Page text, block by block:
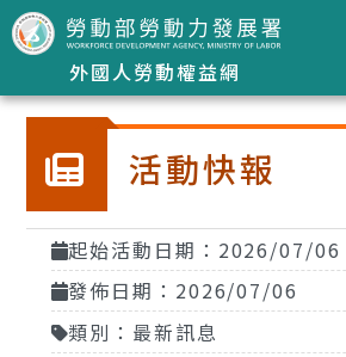
跳到主要內容區塊
外國人勞動權益網
活動快報
起始活動日期：2026/07/06
發佈日期：2026/07/06
類別：最新訊息